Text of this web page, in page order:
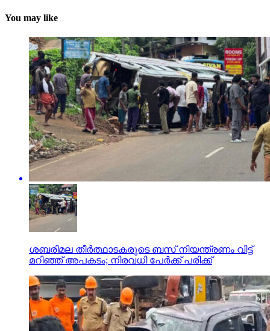
You may like
ശബരിമല തീര്‍ത്ഥാടകരുടെ ബസ് നിയന്ത്രണം വിട്ട്
മറിഞ്ഞ് അപകടം; നിരവധി പേര്‍ക്ക് പരിക്ക്